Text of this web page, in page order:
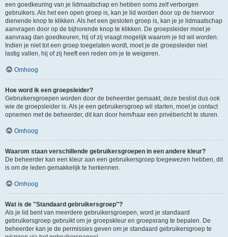
een goedkeuring van je lidmaatschap en hebben soms zelf verborgen
gebruikers. Als het een open groep is, kan je lid worden door op de hiervoor
dienende knop te klikken. Als het een gesloten groep is, kan je je lidmaatschap
aanvragen door op de bijhorende knop te klikken. De groepsleider moet je
aanvraag dan goedkeuren, hij of zij vraagt mogelijk waarom je lid wil worden.
Indien je niet tot een groep toegelaten wordt, moet je de groepsleider niet
lastig vallen, hij of zij heeft een reden om je te weigeren.
Omhoog
Hoe word ik een groepsleider?
Gebruikersgroepen worden door de beheerder gemaakt, deze beslist dus ook
wie de groepsleider is. Als je een gebruikersgroep wil starten, moet je contact
opnemen met de beheerder, dit kan door hem/haar een privébericht te sturen.
Omhoog
Waarom staan verschillende gebruikersgroepen in een andere kleur?
De beheerder kan een kleur aan een gebruikersgroep toegewezen hebben, dit
is om de leden gemakkelijk te herkennen.
Omhoog
Wat is de "Standaard gebruikersgroep"?
Als je lid bent van meerdere gebruikersgroepen, word je standaard
gebruikersgroep gebruikt om je groepskleur en groepsrang te bepalen. De
beheerder kan je de permissies geven om je standaard gebruikersgroep te